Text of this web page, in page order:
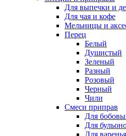
Для выпечки и
Для чая и кофе
Мельницы и
Перец
Белый
Душистый
Зеленый
Разный
Розовый
Черный
Чили
Смеси приправ
Для
Для
Для варенья